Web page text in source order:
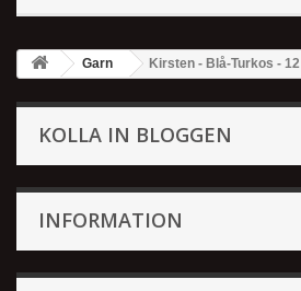
Garn Kirsten - Blå-Turkos - 12
KOLLA IN BLOGGEN
INFORMATION